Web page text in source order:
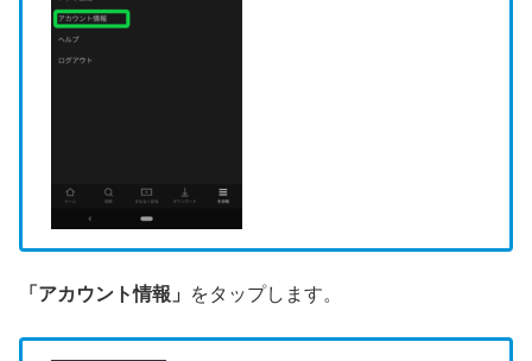
「アカウント情報」 をタップします。